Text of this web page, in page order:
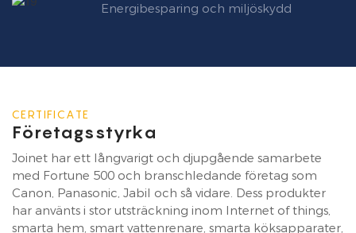
Energibesparing och miljöskydd
CERTIFICATE
Företagsstyrka
Joinet har ett långvarigt och djupgående samarbete
med Fortune 500 och branschledande företag som
Canon, Panasonic, Jabil och så vidare. Dess produkter
har använts i stor utsträckning inom Internet of things,
smarta hem, smart vattenrenare, smarta köksapparater,